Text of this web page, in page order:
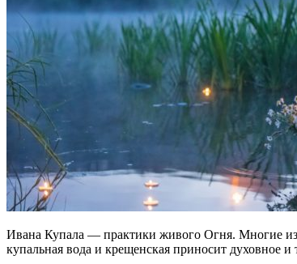
Ивана Купала — практики живого Огня. Многие из
купальная вода и крещенская приносит духовное и